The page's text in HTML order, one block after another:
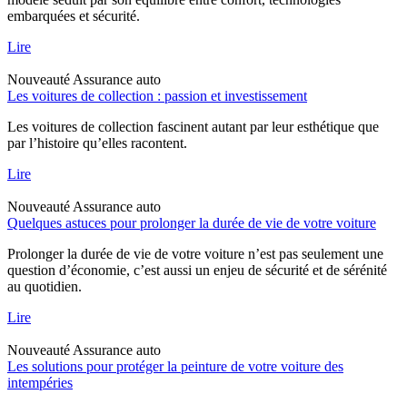
embarquées et sécurité.
Lire
Nouveauté Assurance auto
Les voitures de collection : passion et investissement
Les voitures de collection fascinent autant par leur esthétique que
par l’histoire qu’elles racontent.
Lire
Nouveauté Assurance auto
Quelques astuces pour prolonger la durée de vie de votre voiture
Prolonger la durée de vie de votre voiture n’est pas seulement une
question d’économie, c’est aussi un enjeu de sécurité et de sérénité
au quotidien.
Lire
Nouveauté Assurance auto
Les solutions pour protéger la peinture de votre voiture des
intempéries